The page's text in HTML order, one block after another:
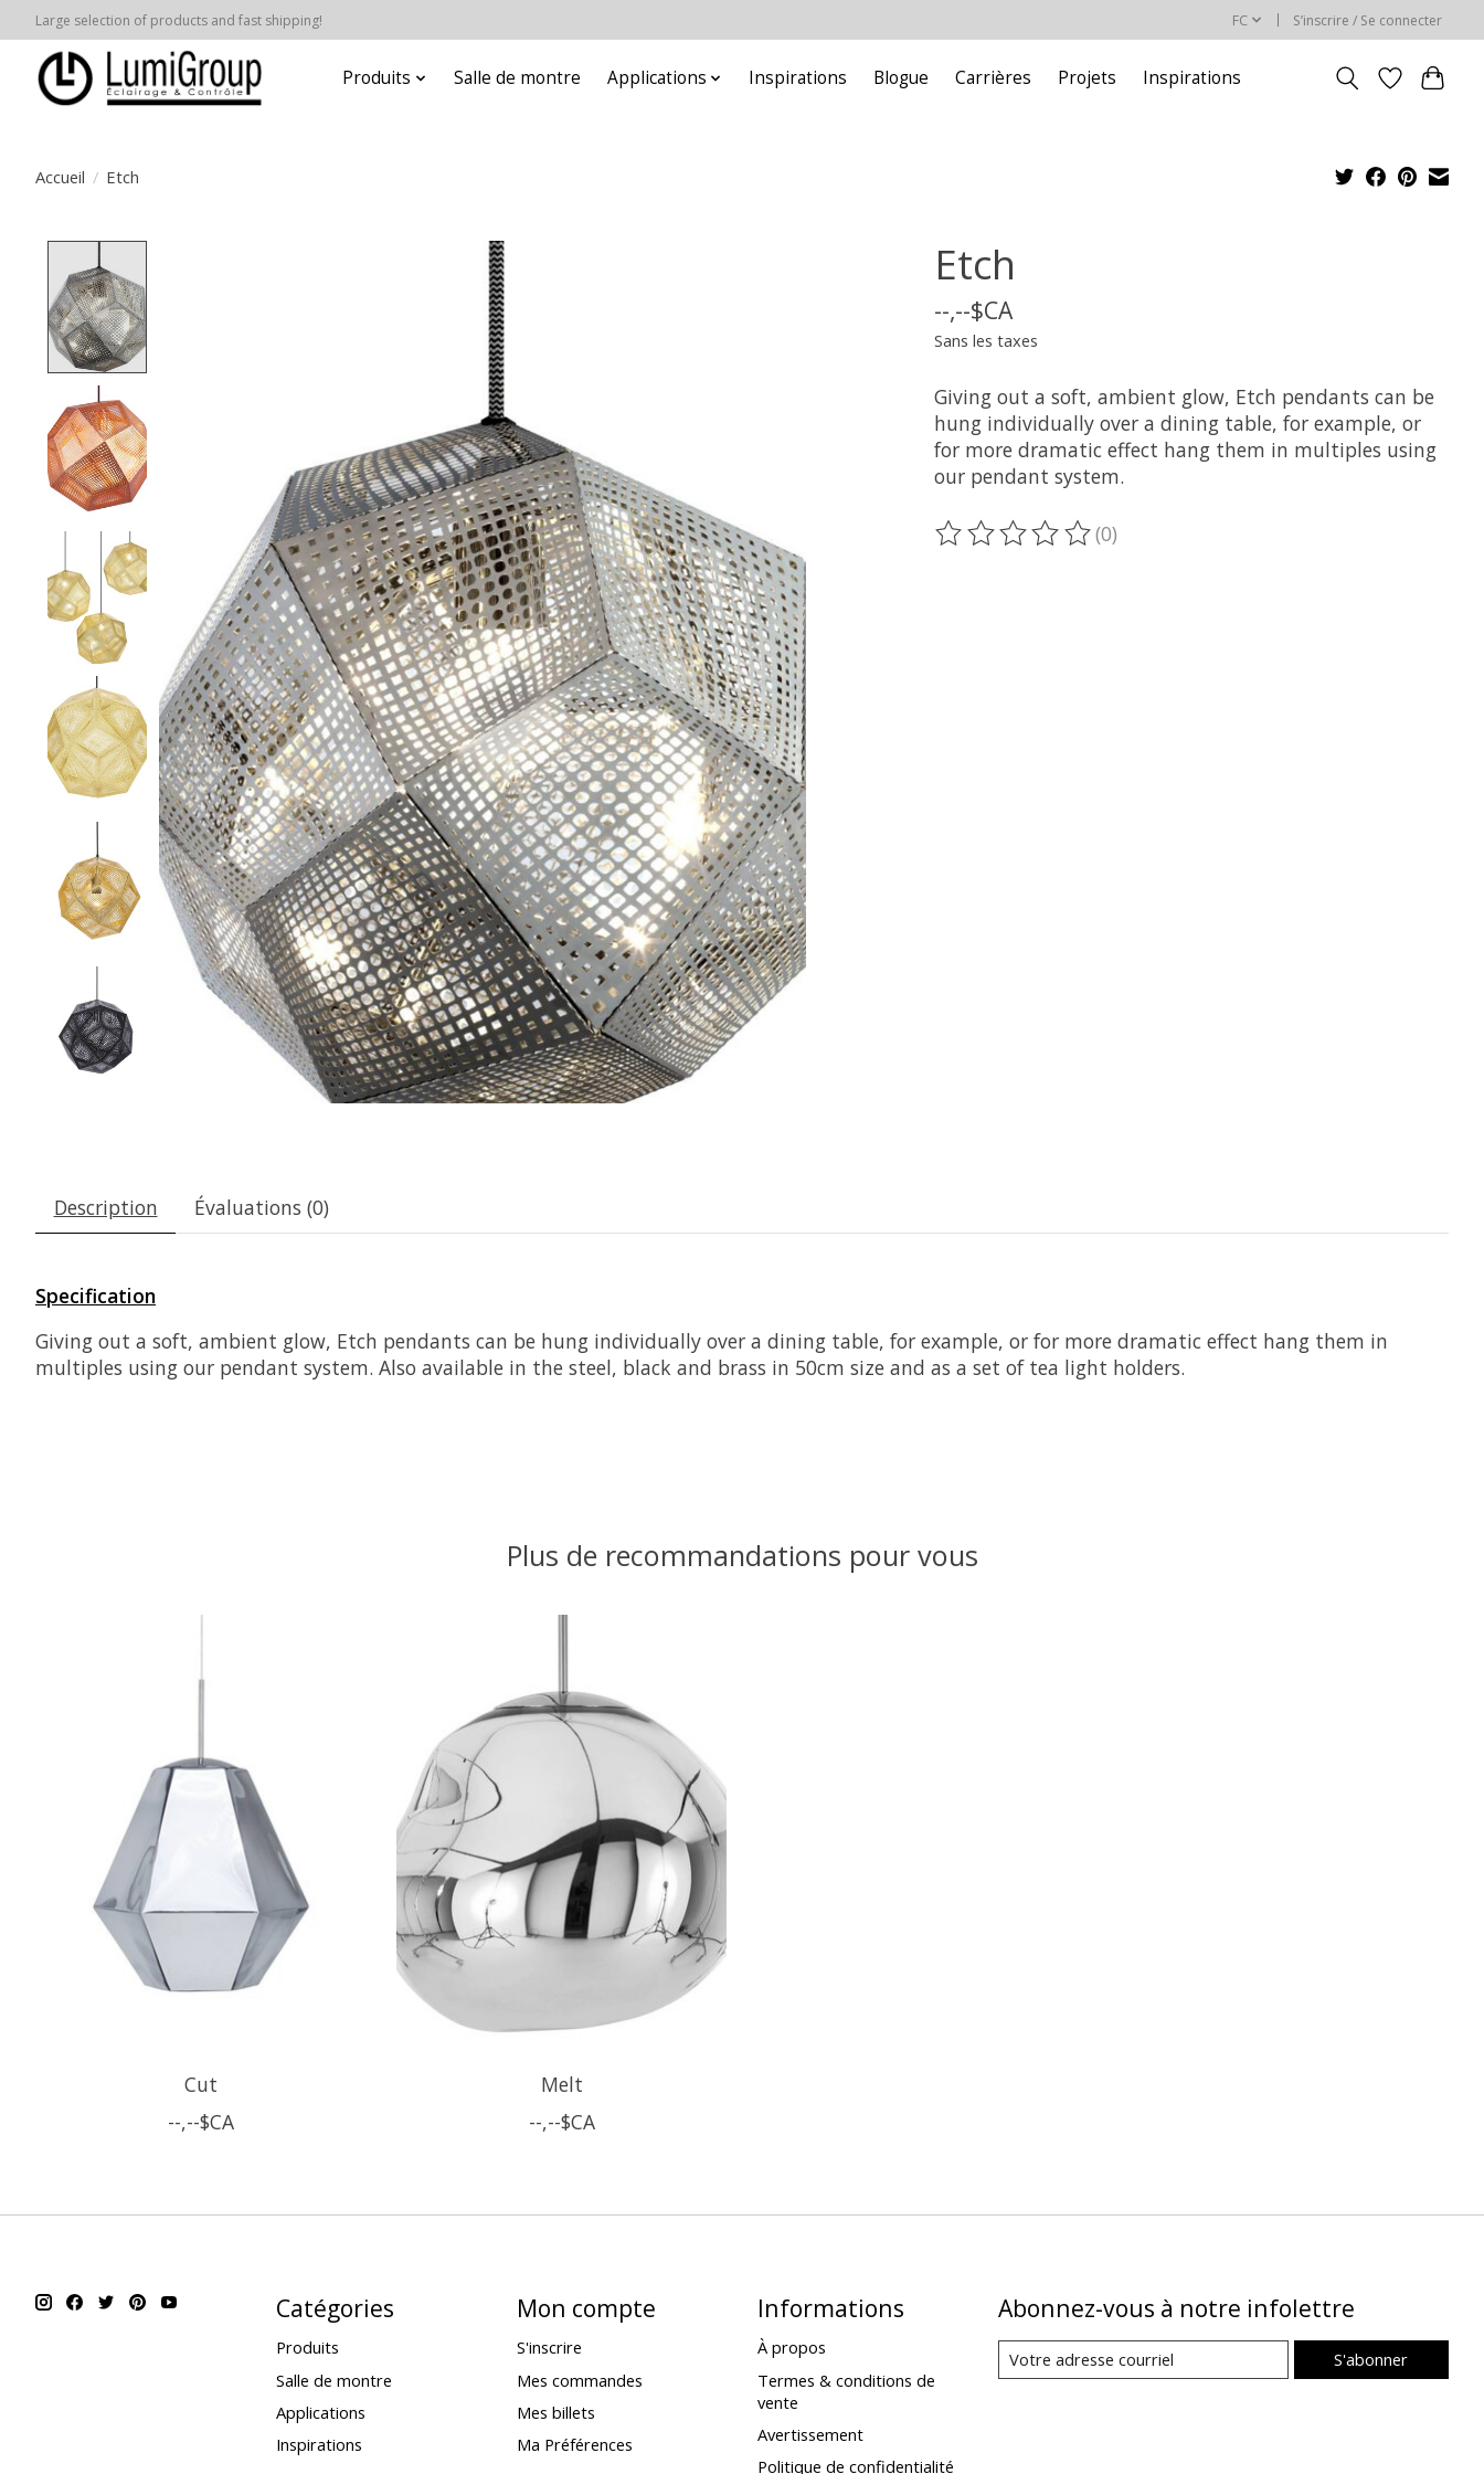
Large selection of products and fast shipping! FC S’inscrire / Se connecter
Produits Salle de montre Applications Inspirations Blogue Carrières Projets Inspirations
Accueil / Etch
Etch
--,--$CA
Sans les taxes
Giving out a soft, ambient glow, Etch pendants can be
hung individually over a dining table, for example, or
for more dramatic effect hang them in multiples using
our pendant system.
Ce produit est évalué à
(0)
Description Évaluations (0)
Specification
Giving out a soft, ambient glow, Etch pendants can be hung individually over a dining table, for example, or for more dramatic effect hang them in
multiples using our pendant system. Also available in the steel, black and brass in 50cm size and as a set of tea light holders.
Plus de recommandations pour vous
Cut
--,--$CA
Melt
--,--$CA
Catégories
Produits
Salle de montre
Applications
Inspirations
Mon compte
S'inscrire
Mes commandes
Mes billets
Ma Préférences
Informations
À propos
Termes & conditions de
vente
Avertissement
Politique de confidentialité
Abonnez-vous à notre infolettre
S'abonner